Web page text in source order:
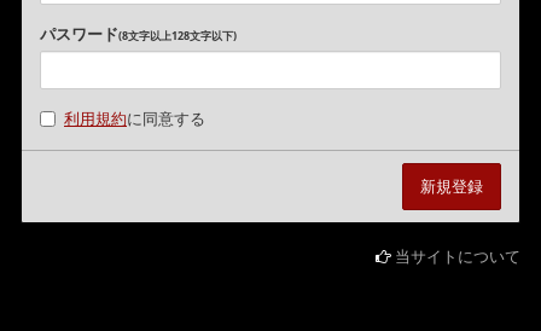
パスワード(8文字以上128文字以下)
利用規約に同意する
当サイトについて